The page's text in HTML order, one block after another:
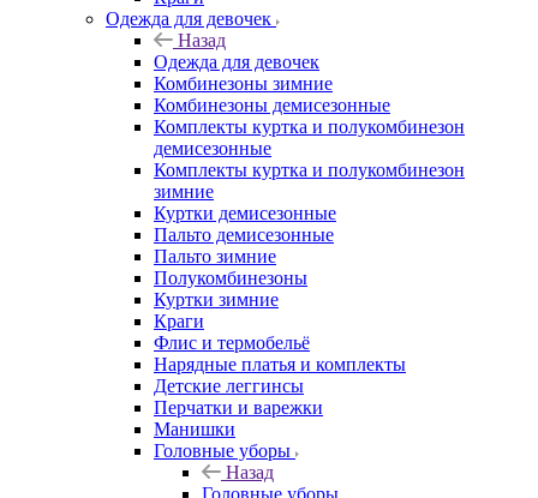
Одежда для девочек
Назад
Одежда для девочек
Комбинезоны зимние
Комбинезоны демисезонные
Комплекты куртка и полукомбинезон
демисезонные
Комплекты куртка и полукомбинезон
зимние
Куртки демисезонные
Пальто демисезонные
Пальто зимние
Полукомбинезоны
Куртки зимние
Краги
Флис и термобельё
Нарядные платья и комплекты
Детские леггинсы
Перчатки и варежки
Манишки
Головные уборы
Назад
Головные уборы